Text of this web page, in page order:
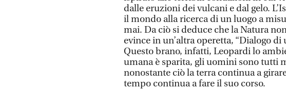
dalle eruzioni dei vulcani e dal gelo.
il mondo alla ricerca di un luogo a
mai. Da ciò si deduce che la Natura
evince in un’altra operetta, “Dialogo
Questo brano, infatti, Leopardi lo
umana è sparita, gli uomini sono tutti
nonostante ciò la terra continua a
tempo continua a fare il suo corso.